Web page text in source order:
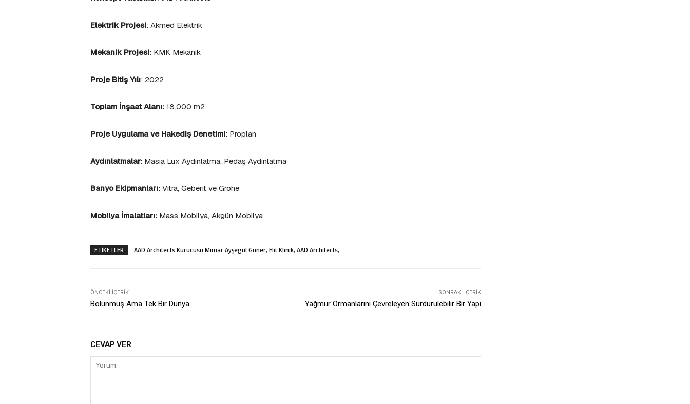
Elektrik Projesi: Akmed Elektrik
Mekanik Projesi: KMK Mekanik
Proje Bitiş Yılı: 2022
Toplam İnşaat Alanı: 18.000 m2
Proje Uygulama ve Hakediş Denetimi: Proplan
Aydınlatmalar: Masia Lux Aydınlatma, Pedaş Aydınlatma
Banyo Ekipmanları: Vitra, Geberit ve Grohe
Mobilya İmalatları: Mass Mobilya, Akgün Mobilya
ETIKETLER AAD Architects Kurucusu Mimar Ayşegül Güner, Elit Klinik, AAD Architects,
ÖNCEKI İÇERIK
Bölünmüş Ama Tek Bir Dünya
SONRAKI İÇERIK
Yağmur Ormanlarını Çevreleyen Sürdürülebilir Bir Yapı
CEVAP VER